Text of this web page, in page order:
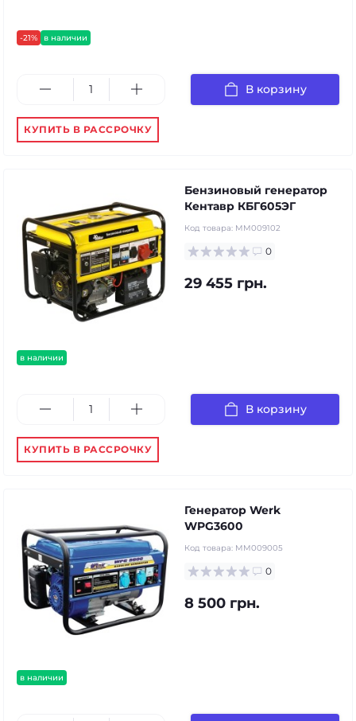
-21% в наличии
В корзину
КУПИТЬ В РАССРОЧКУ
в наличии
Бензиновый генератор
Кентавр КБГ605ЭГ
Код товара: MM009102
0
29 455 грн.
В корзину
КУПИТЬ В РАССРОЧКУ
в наличии
Генератор Werk
WPG3600
Код товара: MM009005
0
8 500 грн.